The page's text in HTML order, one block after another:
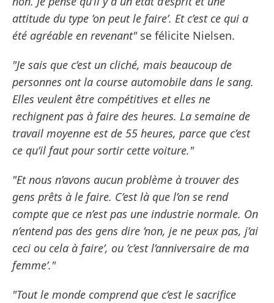
attitude du type ’on peut le faire’. Et c’est ce qui a
été agréable en revenant"se félicite Nielsen.
"Je sais que c’est un cliché, mais beaucoup de
personnes ont la course automobile dans le sang.
Elles veulent être compétitives et elles ne
rechignent pas à faire des heures. La semaine de
travail moyenne est de 55 heures, parce que c’est
ce qu’il faut pour sortir cette voiture."
"Et nous n’avons aucun problème à trouver des
gens prêts à le faire. C’est là que l’on se rend
compte que ce n’est pas une industrie normale. On
n’entend pas des gens dire ’non, je ne peux pas, j’ai
ceci ou cela à faire’, ou ’c’est l’anniversaire de ma
femme’."
"Tout le monde comprend que c’est le sacrifice